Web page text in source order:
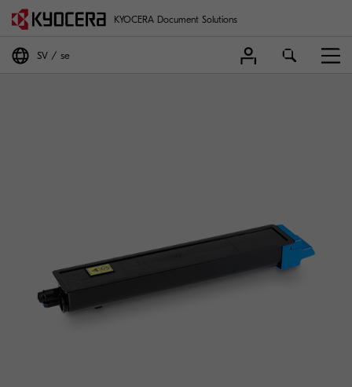
KYOCERA Document Solutions
SV se